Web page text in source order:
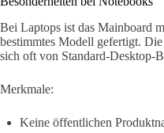
Bei Laptops ist das Mainboard
bestimmtes Modell gefertigt.
sich oft von Standard-Desktop-
Merkmale:
Keine öffentlichen